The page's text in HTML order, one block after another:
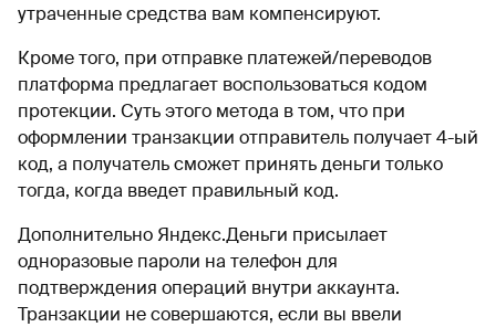
утраченные средства вам компенсируют.
Кроме того, при отправке платежей/переводов
платформа предлагает воспользоваться кодом
протекции. Суть этого метода в том, что при
оформлении транзакции отправитель получает 4-ый
код, а получатель сможет принять деньги только
тогда, когда введет правильный код.
Дополнительно Яндекс.Деньги присылает
одноразовые пароли на телефон для
подтверждения операций внутри аккаунта.
Транзакции не совершаются, если вы ввели